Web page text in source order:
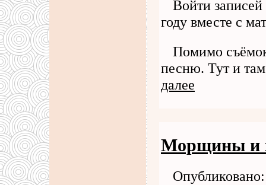
Войти
году вместе с
Помимо
песню. Тут и
далее
Морщины и